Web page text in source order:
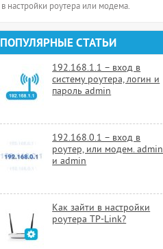
в настройки роутера или модема.
ПОПУЛЯРНЫЕ СТАТЬИ
192.168.1.1 – вход в
систему роутера, логин и
пароль admin
192.168.0.1 – вход в
роутер, или модем. admin
и admin
Как зайти в настройки
роутера TP-Link?